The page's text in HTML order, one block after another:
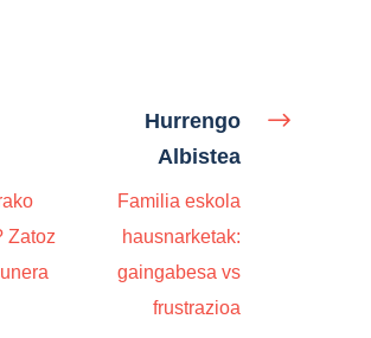
Zatoz
Hurrengo
Albistea
Familia eskola
hausnarketak:
gaingabesa vs
frustrazioa